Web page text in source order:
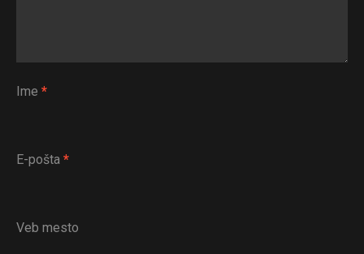
Ime *
E-pošta *
Veb mesto